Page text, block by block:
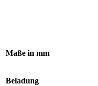
Maße in mm
Beladung